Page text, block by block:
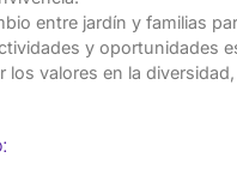
entre jardín y familias
y oportunidades
los valores en la